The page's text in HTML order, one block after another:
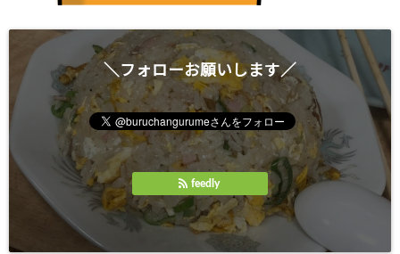
＼フォローお願いします／
feedly